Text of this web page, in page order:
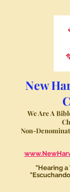
New
We Are A
Non-
"Hearing a